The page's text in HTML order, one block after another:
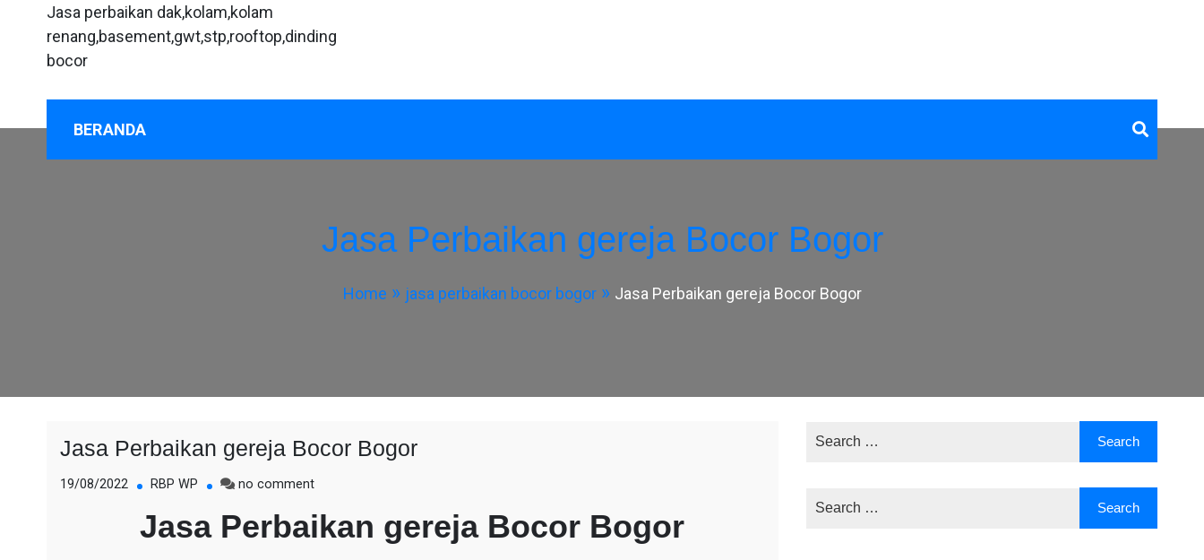
Jasa perbaikan dak,kolam,kolam
renang,basement,gwt,stp,rooftop,dinding
bocor
BERANDA
Jasa Perbaikan gereja Bocor Bogor
Home jasa perbaikan bocor bogor Jasa Perbaikan gereja Bocor Bogor
Jasa Perbaikan gereja Bocor Bogor
19/08/2022 RBP WP no commenton
Perbaikan
gereja
Jasa Perbaikan gereja Bocor Bogor